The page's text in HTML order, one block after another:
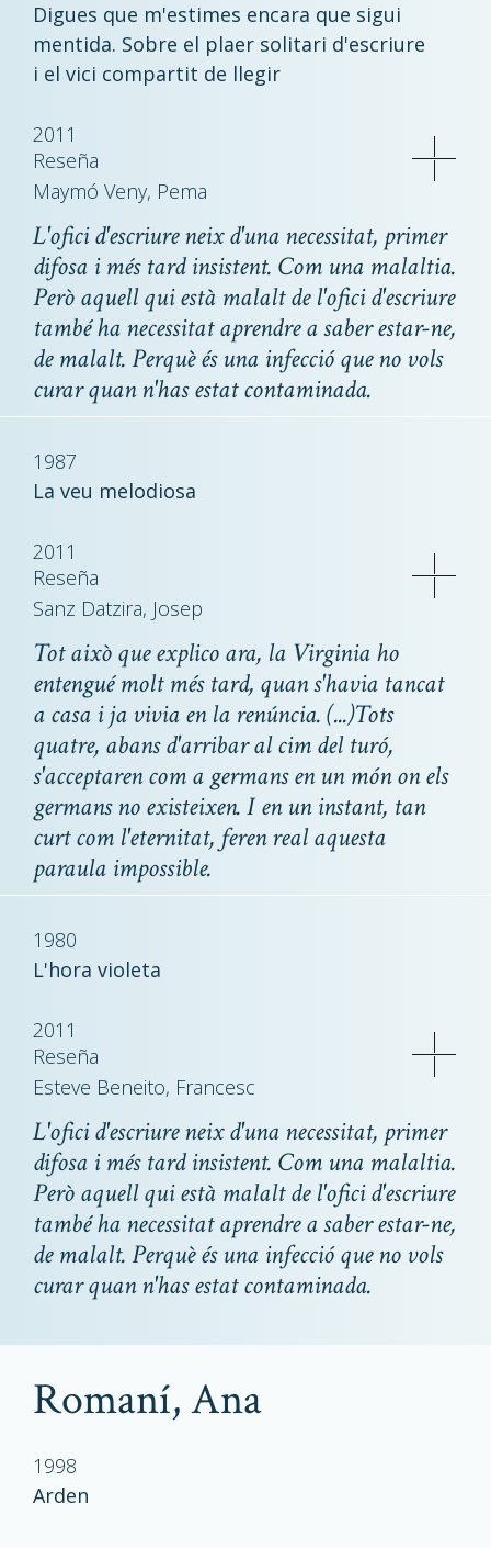
Digues que m'estimes encara que sigui
mentida. Sobre el plaer solitari d'escriure
i el vici compartit de llegir
2011
Reseña
Maymó Veny, Pema
L'ofici d'escriure neix d'una necessitat, primer
difosa i més tard insistent. Com una malaltia.
Però aquell qui està malalt de l'ofici d'escriure
també ha necessitat aprendre a saber estar-ne,
de malalt. Perquè és una infecció que no vols
curar quan n'has estat contaminada.
1987
La veu melodiosa
2011
Reseña
Sanz Datzira, Josep
Tot això que explico ara, la Virginia ho
entengué molt més tard, quan s'havia tancat
a casa i ja vivia en la renúncia. (...)Tots
quatre, abans d'arribar al cim del turó,
s'acceptaren com a germans en un món on els
germans no existeixen. I en un instant, tan
curt com l'eternitat, feren real aquesta
paraula impossible.
1980
L'hora violeta
2011
Reseña
Esteve Beneito, Francesc
L'ofici d'escriure neix d'una necessitat, primer
difosa i més tard insistent. Com una malaltia.
Però aquell qui està malalt de l'ofici d'escriure
també ha necessitat aprendre a saber estar-ne,
de malalt. Perquè és una infecció que no vols
curar quan n'has estat contaminada.
Romaní, Ana
1998
Arden